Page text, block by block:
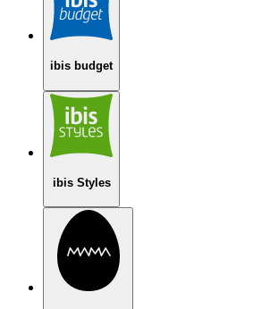
ibis budget
ibis Styles